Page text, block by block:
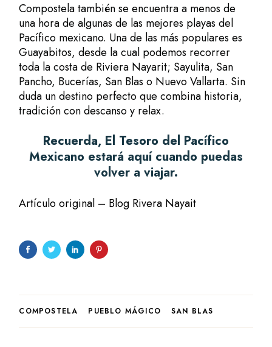
Compostela también se encuentra a menos de
una hora de algunas de las mejores playas del
Pacífico mexicano. Una de las más populares es
Guayabitos, desde la cual podemos recorrer
toda la costa de Riviera Nayarit; Sayulita, San
Pancho, Bucerías, San Blas o Nuevo Vallarta. Sin
duda un destino perfecto que combina historia,
tradición con descanso y relax.
Recuerda, El Tesoro del Pacífico
Mexicano estará aquí cuando puedas
volver a viajar.
Artículo original – Blog Rivera Nayait
COMPOSTELA PUEBLO MÁGICO SAN BLAS